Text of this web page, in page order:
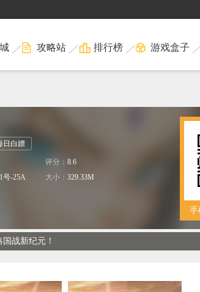
攻略站 排行榜 游戏盒子
日白嫖
评分： 8.6
号-25A 大小： 329.33M
手
战新纪元！